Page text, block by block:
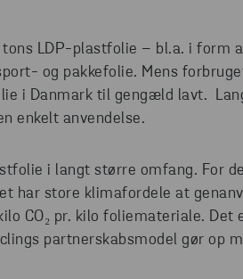
LDP-plastfolie – bl.a. i form
og pakkefolie. Mens
i Danmark til gengæld lavt.
enkelt anvendelse.
i langt større omfang. For
har store klimafordele at
CO₂ pr. kilo foliemateriale. Det
partnerskabsmodel gør op